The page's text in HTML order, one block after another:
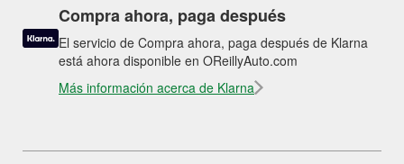
Compra ahora, paga después
El servicio de Compra ahora, paga después de Klarna
está ahora disponible en OReillyAuto.com
Más información acerca de Klarna